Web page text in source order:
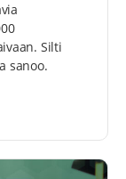
Silti
sanoo.